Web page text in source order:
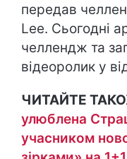
передав
Lee. Сьогодні
челлендж та
відеоролик у
ЧИТАЙТЕ
улюблена
учасником